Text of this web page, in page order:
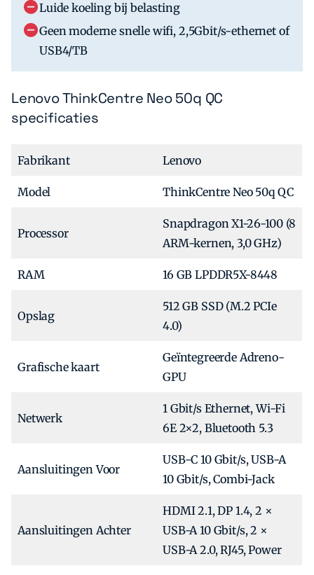
Luide koeling bij belasting
Geen moderne snelle wifi, 2,5Gbit/s-ethernet of
USB4/TB
Lenovo ThinkCentre Neo 50q QC
specificaties
Fabrikant Lenovo
Model ThinkCentre Neo 50q QC
Processor
Snapdragon X1-26-100 (8
ARM-kernen, 3,0 GHz)
RAM 16 GB LPDDR5X-8448
Opslag
512 GB SSD (M.2 PCIe
4.0)
Grafische kaart
Geïntegreerde Adreno-
GPU
Netwerk
1 Gbit/s Ethernet, Wi-Fi
6E 2×2, Bluetooth 5.3
Aansluitingen Voor
USB-C 10 Gbit/s, USB-A
10 Gbit/s, Combi-Jack
Aansluitingen Achter
HDMI 2.1, DP 1.4, 2 ×
USB-A 10 Gbit/s, 2 ×
USB-A 2.0, RJ45, Power